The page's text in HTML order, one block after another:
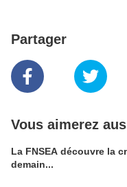
Partager
Vous aimerez
La FNSEA découvre la
demain...